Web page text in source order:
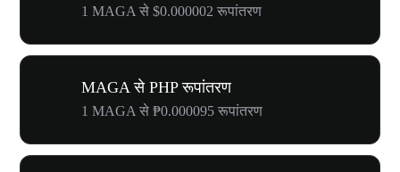
1 MAGA से $0.000002 रूपांतरण
MAGA से PHP रूपांतरण
1 MAGA से ₱0.000095 रूपांतरण